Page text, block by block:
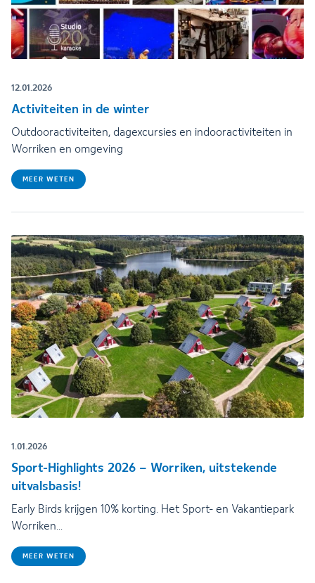
12.01.2026
Activiteiten in de winter
Outdooractiviteiten, dagexcursies en indooractiviteiten in
Worriken en omgeving
MEER WETEN
1.01.2026
Sport-Highlights 2026 – Worriken, uitstekende
uitvalsbasis!
Early Birds krijgen 10% korting. Het Sport- en Vakantiepark
Worriken…
MEER WETEN